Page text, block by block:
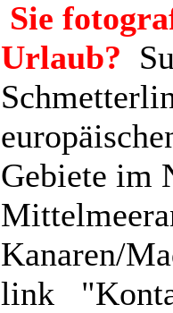
Sie
Urlaub?
Gebiete im
Kanaren/
link